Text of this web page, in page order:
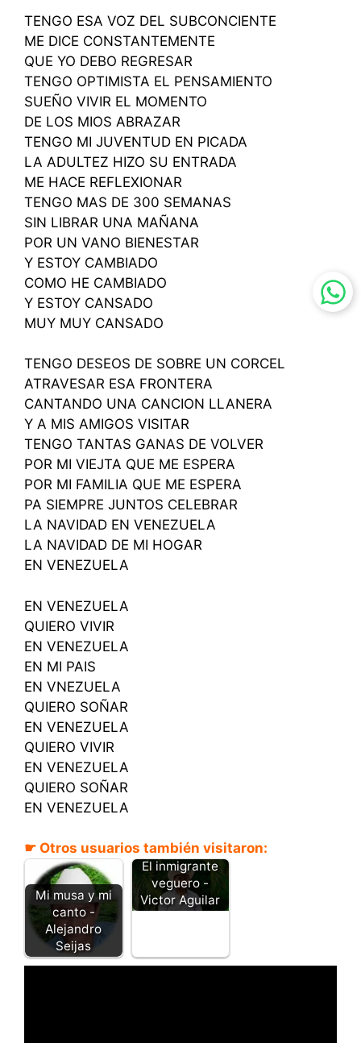
TENGO ESA VOZ DEL SUBCONCIENTE
ME DICE CONSTANTEMENTE
QUE YO DEBO REGRESAR
TENGO OPTIMISTA EL PENSAMIENTO
SUEÑO VIVIR EL MOMENTO
DE LOS MIOS ABRAZAR
TENGO MI JUVENTUD EN PICADA
LA ADULTEZ HIZO SU ENTRADA
ME HACE REFLEXIONAR
TENGO MAS DE 300 SEMANAS
SIN LIBRAR UNA MAÑANA
POR UN VANO BIENESTAR
Y ESTOY CAMBIADO
COMO HE CAMBIADO
Y ESTOY CANSADO
MUY MUY CANSADO
TENGO DESEOS DE SOBRE UN CORCEL
ATRAVESAR ESA FRONTERA
CANTANDO UNA CANCION LLANERA
Y A MIS AMIGOS VISITAR
TENGO TANTAS GANAS DE VOLVER
POR MI VIEJTA QUE ME ESPERA
POR MI FAMILIA QUE ME ESPERA
PA SIEMPRE JUNTOS CELEBRAR
LA NAVIDAD EN VENEZUELA
LA NAVIDAD DE MI HOGAR
EN VENEZUELA
EN VENEZUELA
QUIERO VIVIR
EN VENEZUELA
EN MI PAIS
EN VNEZUELA
QUIERO SOÑAR
EN VENEZUELA
QUIERO VIVIR
EN VENEZUELA
QUIERO SOÑAR
EN VENEZUELA
☛ Otros usuarios también visitaron:
Mi musa y mi
canto -
Alejandro
Seijas
El inmigrante
veguero -
Victor Aguilar